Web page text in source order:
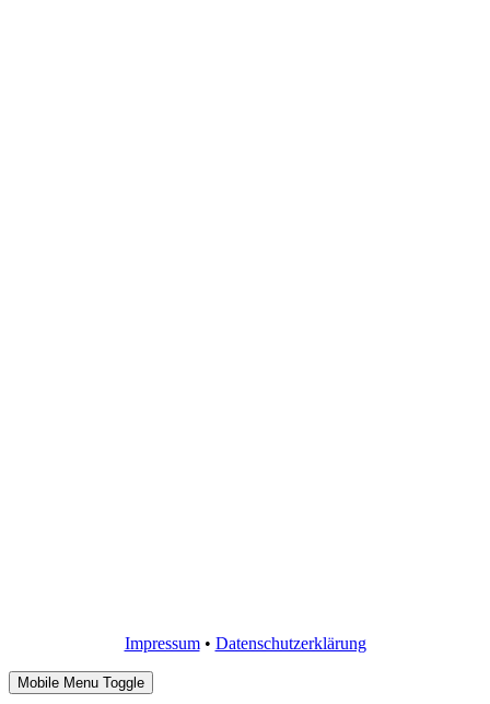
Impressum• Datenschutzerklärung
Mobile Menu Toggle